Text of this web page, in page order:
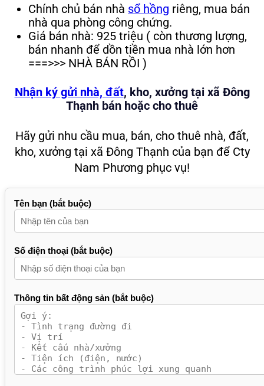
Chính chủ bán nhà sổ hồng riêng, mua bán
nhà qua phòng công chứng.
Giá bán nhà: 925 triệu ( còn thương lượng,
bán nhanh để dồn tiền mua nhà lớn hơn
===>>> NHÀ BÁN RỒI )
Nhận ký gửi nhà, đất, kho, xưởng tại xã Đông
Thạnh bán hoặc cho thuê
Hãy gửi nhu cầu mua, bán, cho thuê nhà, đất,
kho, xưởng tại xã Đông Thạnh của bạn để Cty
Nam Phương phục vụ!
Tên bạn (bắt buộc)
Số điện thoại (bắt buộc)
Thông tin bất động sản (bắt buộc)